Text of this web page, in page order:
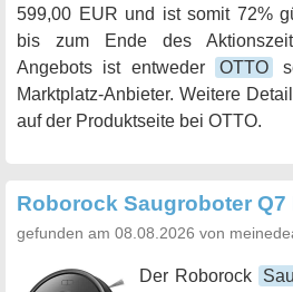
599,00 EUR und ist somit 72%
bis zum Ende des
Angebots ist entweder
OTTO
Marktplatz-Anbieter. Weitere
auf der Produktseite bei OTTO.
Roborock Saugroboter Q7
gefunden am 08.08.2026 von
Der Roborock